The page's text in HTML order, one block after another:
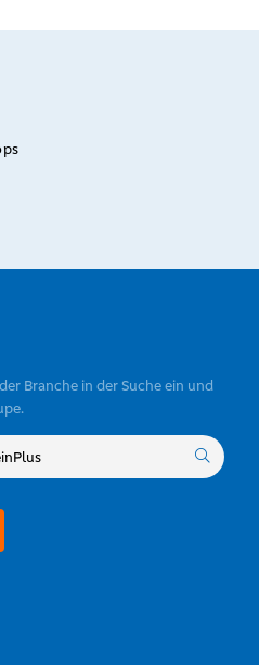
Branche in der Suche ein und